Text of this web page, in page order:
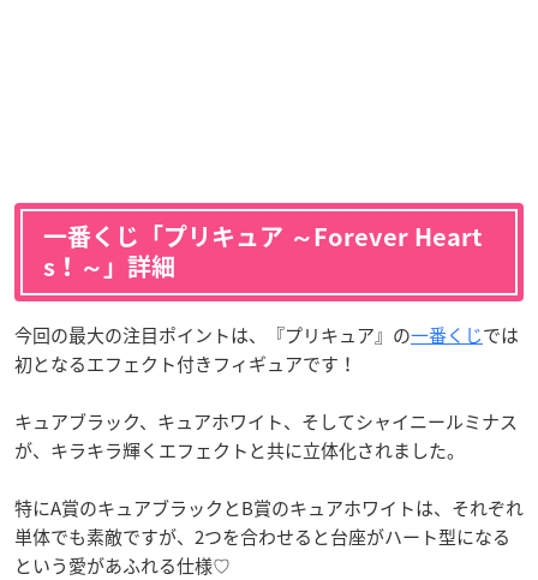
一番くじ「プリキュア ～Forever Heart
s！～」詳細
今回の最大の注目ポイントは、『プリキュア』の一番くじでは
初となるエフェクト付きフィギュアです！
キュアブラック、キュアホワイト、そしてシャイニールミナス
が、キラキラ輝くエフェクトと共に立体化されました。
特にA賞のキュアブラックとB賞のキュアホワイトは、それぞれ
単体でも素敵ですが、2つを合わせると台座がハート型になる
という愛があふれる仕様♡